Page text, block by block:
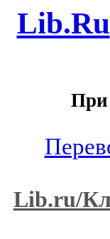
Lib.Ru
При
Lib.ru/